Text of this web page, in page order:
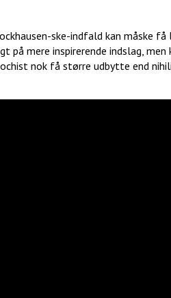
ske-indfald kan måske
på mere inspirerende indslag,
nok få større udbytte end